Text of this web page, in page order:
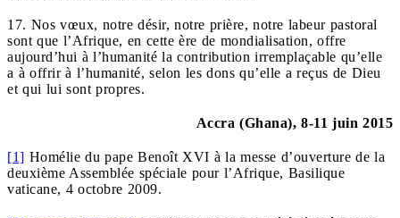
17. Nos vœux, notre désir, notre prière, notre labeur pastoral
sont que l’Afrique, en cette ère de mondialisation, offre
aujourd’hui à l’humanité la contribution irremplaçable qu’elle
a à offrir à l’humanité, selon les dons qu’elle a reçus de Dieu
et qui lui sont propres.
Accra (Ghana), 8-11 juin 2015
[1] Homélie du pape Benoît XVI à la messe d’ouverture de la
deuxième Assemblée spéciale pour l’Afrique, Basilique
vaticane, 4 octobre 2009.